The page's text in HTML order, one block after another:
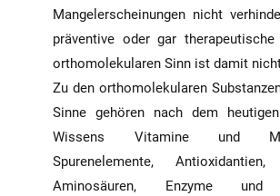
Mangelerscheinungen nicht
präventive oder gar
orthomolekularen Sinn ist damit
Zu den orthomolekularen
Sinne gehören nach dem
Wissens Vitamine und
Spurenelemente, Antioxidantien,
Aminosäuren, Enzyme und